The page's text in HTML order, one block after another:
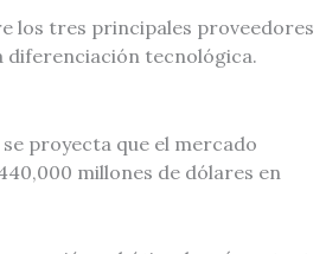
los tres principales proveedores
diferenciación tecnológica.
proyecta que el mercado
millones de dólares en